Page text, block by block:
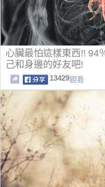
心臟最怕這樣東西!! 94
己和身邊的好友吧!
13429觀看